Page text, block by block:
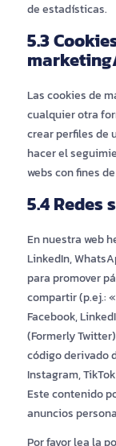
de estadísticas.
5.3
Las cookies de
cualquier otra
crear perfiles de
hacer el
webs con fines
5.4 Redes
En nuestra web
LinkedIn,
para promover
compartir (p.ej.:
Facebook,
(Formerly
código derivado
Instagram,
Este contenido
anuncios
Por favor lea la